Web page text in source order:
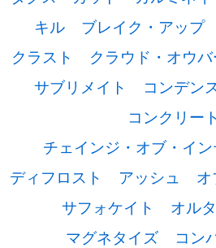
キル
ブレイク・アップ
クラスト
クラウド・オウ
サブリメイト
コンデン
コンクリート
チェインジ・オブ・イ
ディフロスト
アッシュ
サフォケイト
オル
マグネタイズ
コン